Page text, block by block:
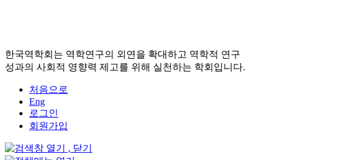
한국역학회는 역학연구의 외연을 확대하고 역학적 연구
성과의 사회적 영향력 제고를 위해 실천하는 학회입니다.
처음으로
Eng
로그인
회원가입